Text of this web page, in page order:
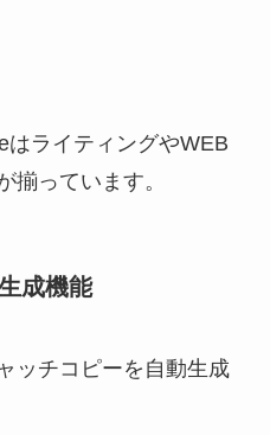
はライティングやWEB
揃っています。
成機能
ッチコピーを自動生成